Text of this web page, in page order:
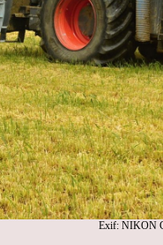
Exif: NIKON